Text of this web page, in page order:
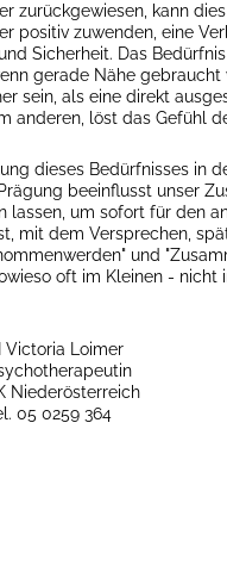
zurückgewiesen, kann
positiv zuwenden, eine
Sicherheit. Das
gerade Nähe
sein, als eine direkt
anderen, löst das Gefühl
dieses Bedürfnisses in
beeinflusst unser
lassen, um sofort für den
mit dem Versprechen,
und
oft im Kleinen - nicht
Victoria Loimer
Niederösterreich
05 0259 364